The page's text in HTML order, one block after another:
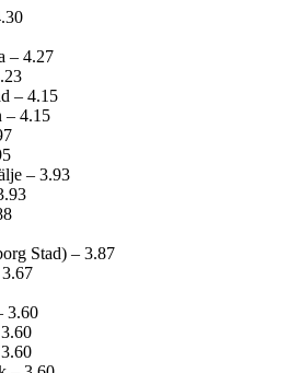
– 4.27
– 4.15
– 4.15
– 3.93
Stad) – 3.87
3.60